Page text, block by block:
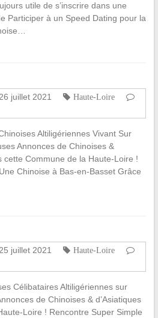
utile de s’inscrire dans une
Participer à un Speed Dating pour la
26 juillet 2021
Haute-Loire
Altiligériennes Vivant Sur
Annonces de Chinoises &
cette Commune de la Haute-Loire !
Chinoise à Bas-en-Basset Grâce
25 juillet 2021
Haute-Loire
Célibataires Altiligériennes sur
de Chinoises & d’Asiatiques
Loire ! Rencontre Super Simple